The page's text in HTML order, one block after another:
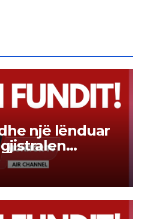
një lënduar